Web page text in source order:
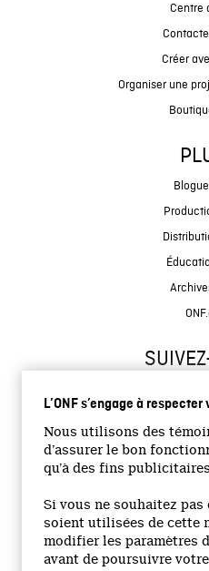
L’ONF s’engage à
Nous utilisons des
d’assurer le bon
qu’à des fins
Si vous ne souhaitez
soient utilisées de cette
modifier les paramètres
avant de poursuivre
Centre
Créer
Organiser une
Site